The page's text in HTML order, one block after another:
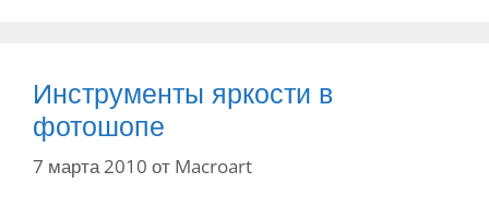
Инструменты яркости в
фотошопе
7 марта 2010 от Macroart